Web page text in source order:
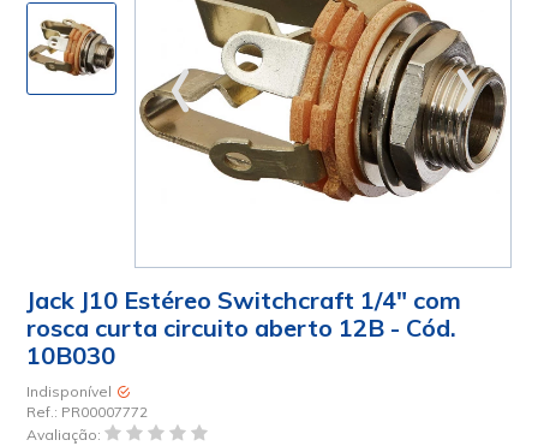
Jack J10 Estéreo Switchcraft 1/4" com
rosca curta circuito aberto 12B - Cód.
10B030
Indisponível
Ref.: PR00007772
Avaliação: